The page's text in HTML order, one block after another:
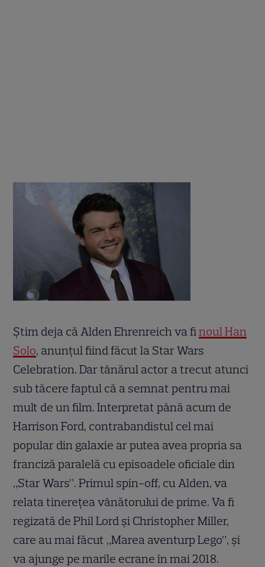
Știm deja că Alden Ehrenreich va finoul Han
Solo, anunțul fiind făcut la Star Wars
Celebration. Dar tânărul actor a trecut atunci
sub tăcere faptul că a semnat pentru mai
mult de un film. Interpretat până acum de
Harrison Ford, contrabandistul cel mai
popular din galaxie ar putea avea propria sa
franciză paralelă cu episoadele oficiale din
„Star Wars”. Primul spin-off, cu Alden, va
relata tinerețea vânătorului de prime. Va fi
regizată de Phil Lord și Christopher Miller,
care au mai făcut „Marea aventurp Lego”, și
va ajunge pe marile ecrane în mai 2018.